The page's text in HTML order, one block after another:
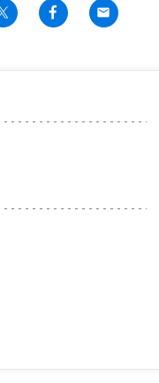
email